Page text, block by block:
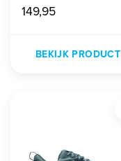
149,95
BEKIJK PRODUCT